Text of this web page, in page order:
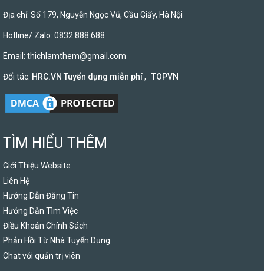
Địa chỉ: Số 179, Nguyễn Ngọc Vũ, Cầu Giấy, Hà Nội
Hotline/ Zalo: 0832 888 688
Email: thichlamthem@gmail.com
Đối tác: HRC.VN Tuyển dụng miễn phí, TOPVN
TÌM HIỂU THÊM
Giới Thiệu Website
Liên Hệ
Hướng Dẫn Đăng Tin
Hướng Dẫn Tìm Việc
Điều Khoản Chính Sách
Phản Hồi Từ Nhà Tuyển Dụng
Chat với quản trị viên